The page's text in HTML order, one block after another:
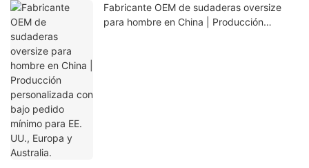
Fabricante OEM de sudaderas oversize
para hombre en China | Producción